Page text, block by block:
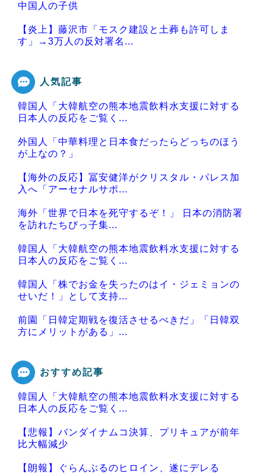
中国人の子供
【炎上】藤沢市「モスク建設と土葬も許可しま
す」→3万人の反対署名...
Powered by livedoor 相互RSS
人気記事
韓国人「大韓航空の熊本地震飲料水支援に対する
日本人の反応をご覧く...
外国人「中華料理と日本食だったらどっちのほう
が上なの？」
【海外の反応】冨安健洋がクリスタル・パレス加
入へ「アーセナルサポ...
海外「世界で日本を死守するぞ！」 日本の消防署
を訪れたちびっ子集...
韓国人「大韓航空の熊本地震飲料水支援に対する
日本人の反応をご覧く...
韓国人「株でお金を失ったのはイ・ジェミョンの
せいだ！」として支持...
前園「日韓定期戦を復活させるべきだ」「日韓双
方にメリットがある」...
Powered by livedoor 相互RSS
おすすめ記事
韓国人「大韓航空の熊本地震飲料水支援に対する
日本人の反応をご覧く...
【悲報】バンダイナムコ決算、プリキュアが前年
比大幅減少
【朗報】ぐらんぶるのヒロイン、遂にデレる